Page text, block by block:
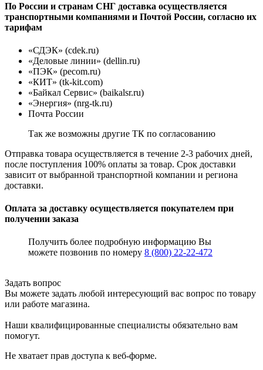
По России и странам СНГ доставка осуществляется
транспортными компаниями и Почтой России, согласно их
тарифам
«СДЭК» (cdek.ru)
«Деловые линии» (dellin.ru)
«ПЭК» (pecom.ru)
«КИТ» (tk-kit.com)
«Байкал Сервис» (baikalsr.ru)
«Энергия» (nrg-tk.ru)
Почта России
Так же возможны другие ТК по согласованию
Отправка товара осуществляется в течение 2-3 рабочих дней,
после поступления 100% оплаты за товар. Срок доставки
зависит от выбранной транспортной компании и региона
доставки.
Оплата за доставку осуществляется покупателем при
получении заказа
Получить более подробную информацию Вы
можете позвонив по номеру 8 (800) 22-22-472
Задать вопрос
Вы можете задать любой интересующий вас вопрос по товару
или работе магазина.
Наши квалифицированные специалисты обязательно вам
помогут.
Не хватает прав доступа к веб-форме.